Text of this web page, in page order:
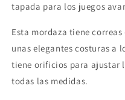
tapada para los juegos
Esta mordaza tiene
unas elegantes costuras a
tiene orificios para ajustar
todas las medidas.